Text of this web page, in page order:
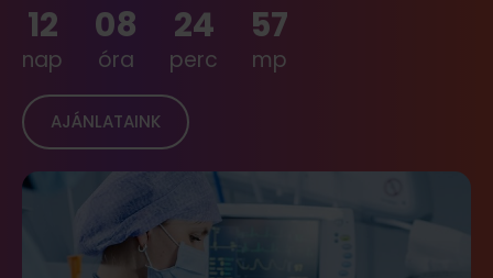
12
nap
08
óra
24
perc
57
mp
AJÁNLATAINK